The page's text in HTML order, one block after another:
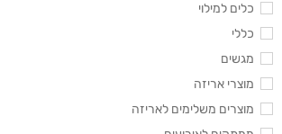
כלים למילוי
כללי
מגשים
מוצרי אריזה
מוצרים משלימים לאריזה